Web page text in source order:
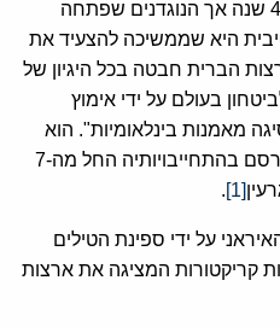
הברית חבטה באיראן במשך 40 שנה אך הנוגדנים שפתחה
היא שממשיכה להצעיד את
הברית חבטה בכל היגיון של
בעולם על ידי אימוץ
מאמנות בינלאומיות". הוא
שב והדגיש כי איראן תמשיך לכרסם בהתחייבויותיה החל מה-7
[1]
.
על ידי ספינת הטילים
קריקטורות המציגה את ארצות